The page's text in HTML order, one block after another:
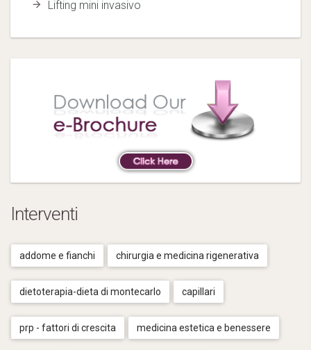
Lifting mini invasivo
Interventi
addome e fianchi chirurgia e medicina rigenerativa
dietoterapia-dieta di montecarlo capillari
prp - fattori di crescita medicina estetica e benessere